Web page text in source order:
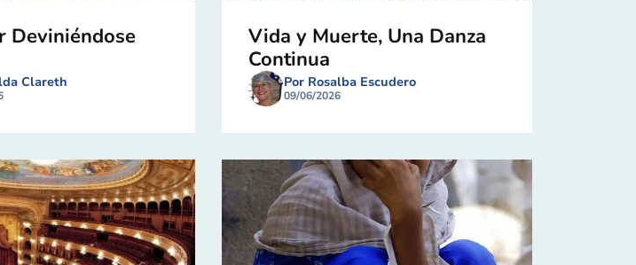
Deviniéndose
Clareth
Vida y Muerte, Una Danza
Continua
Por Rosalba Escudero
09/06/2026